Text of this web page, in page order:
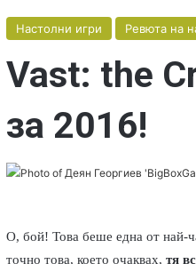
Настолни игри Ревюта на
Vast: the
за 2016!
О, бой! Това беше една от най-
точно това, което очаквах, тя